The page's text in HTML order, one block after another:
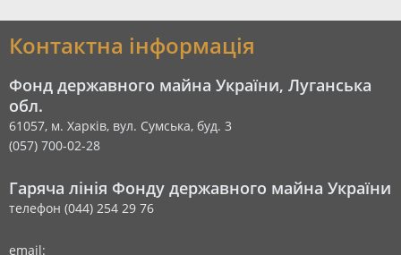
Контактна інформація
Фонд державного майна України, Луганська
обл.
61057, м. Харків, вул. Сумська, буд. 3
(057) 700-02-28
Гаряча лінія Фонду державного майна України
телефон (044) 254 29 76
email: